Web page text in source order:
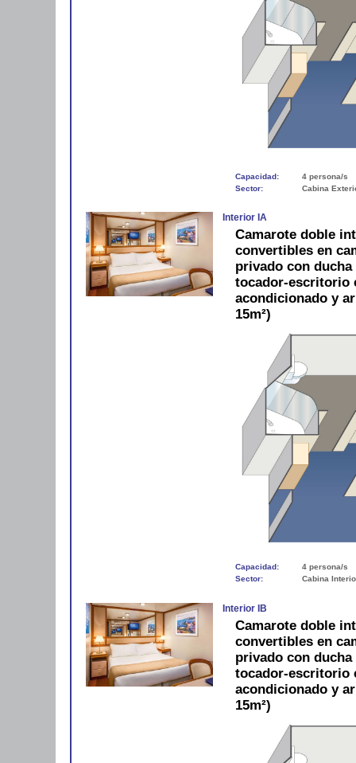
Capacidad:
4 persona/s
Sector:
Cabina
Interior IA
Camarote doble
convertibles en
privado con
tocador-escritorio
acondicionado y
15m²)
Capacidad:
4 persona/s
Sector:
Cabina
Interior IB
Camarote doble
convertibles en
privado con
tocador-escritorio
acondicionado y
15m²)